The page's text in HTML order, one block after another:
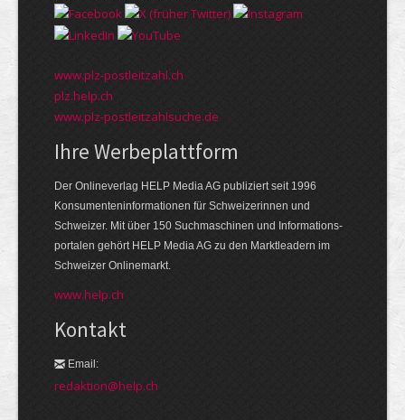
www.plz-postleitzahl.ch
plz.help.ch
www.plz-postleitzahlsuche.de
Ihre Werbeplattform
Der Onlineverlag HELP Media AG publiziert seit 1996
Konsumenten­informationen für Schweizerinnen und
Schweizer. Mit über 150 Suchmaschinen und Informations­
portalen gehört HELP Media AG zu den Markt­leadern im
Schweizer Onlinemarkt.
www.help.ch
Kontakt
Email:
redaktion@help.ch